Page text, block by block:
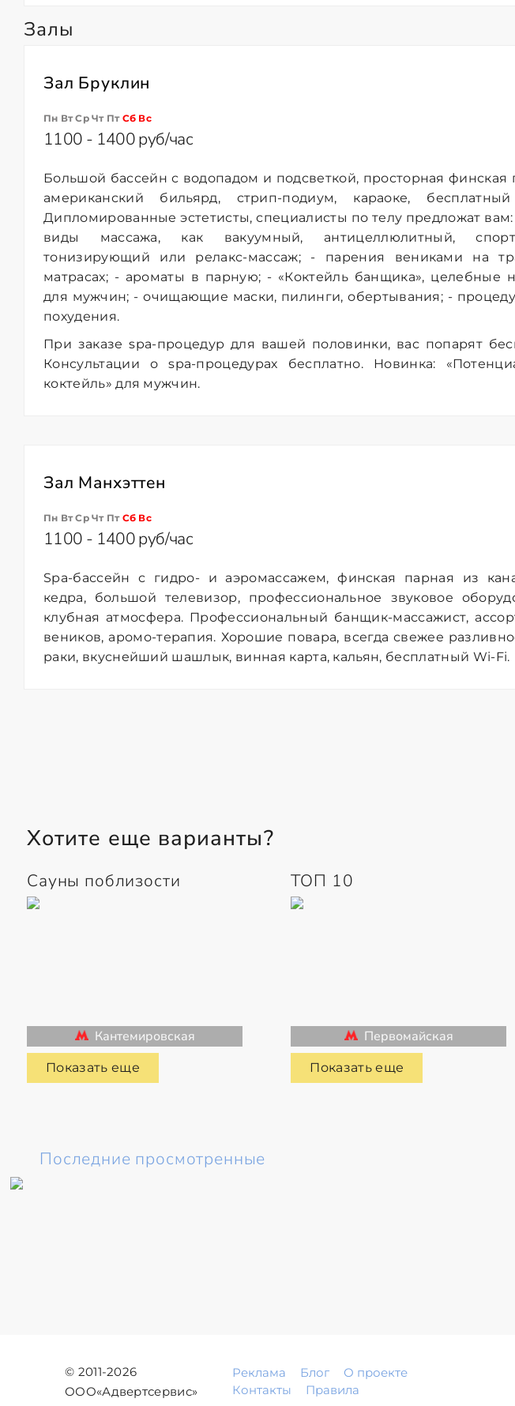
Залы
Зал Бруклин
Пн Вт Ср Чт Пт Сб Вс
1100 - 1400 руб/час
Большой бассейн с водопадом и подсветкой, просторная финская
американский бильярд, стрип-подиум, караоке,
Дипломированные эстетисты, специалисты по телу предложат вам:
виды массажа, как вакуумный, антицеллюлитный,
тонизирующий или релакс-массаж; - парения вениками на
матрасах; - ароматы в парную; - «Коктейль банщика», целебные
для мужчин; - очищающие маски, пилинги, обертывания; -
похудения.
При заказе spa-процедур для вашей половинки, вас попарят
Консультации о spa-процедурах бесплатно. Новинка:
коктейль» для мужчин.
Зал Манхэттен
Пн Вт Ср Чт Пт Сб Вс
1100 - 1400 руб/час
Spa-бассейн с гидро- и аэромассажем, финская парная из
кедра, большой телевизор, профессиональное звуковое
клубная атмосфера. Профессиональный банщик-массажист,
веников, аромо-терапия. Хорошие повара, всегда свежее
раки, вкуснейший шашлык, винная карта, кальян, бесплатный Wi-Fi.
Хотите еще варианты?
Сауны поблизости
Кантемировская
Показать еще
ТОП 10
Первомайская
Показать еще
Последние просмотренные
© 2011-2026
ООО«Адвертсервис»
Реклама Блог
О проекте
Контакты
Правила